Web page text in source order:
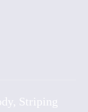
Striping